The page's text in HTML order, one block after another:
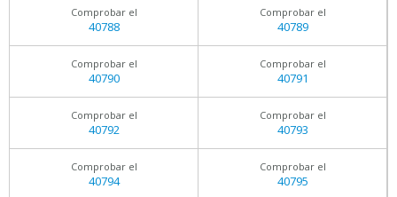
Comprobar el
40788
Comprobar el
40789
Comprobar el
40790
Comprobar el
40791
Comprobar el
40792
Comprobar el
40793
Comprobar el
40794
Comprobar el
40795